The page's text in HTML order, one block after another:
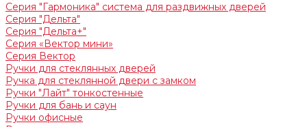
Серия "Гармоника" система для раздвижных дверей
Серия "Дельта"
Серия "Дельта+"
Серия «Вектор мини»
Серия Вектор
Ручки для стеклянных дверей
Ручка для стеклянной двери с замком
Ручки "Лайт" тонкостенные
Ручки для бань и саун
Ручки офисные